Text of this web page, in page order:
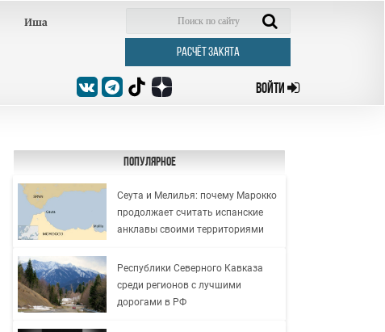
Иша
РАСЧЁТ ЗАКЯТА
ВОЙТИ
Популярное
Сеута и Мелилья: почему Марокко
продолжает считать испанские
анклавы своими территориями
Республики Северного Кавказа
среди регионов с лучшими
дорогами в РФ